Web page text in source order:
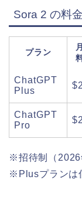
Sora 2 の料金
プラン
ChatGPT
Plus
ChatGPT
Pro
※招待制（2026
※Plusプランは